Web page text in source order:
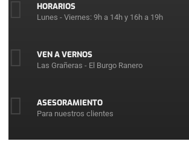
HORARIOS
Lunes - Viernes: 9h a 14h y 16h a 19h
VEN A VERNOS
Las Grañeras - El Burgo Ranero
ASESORAMIENTO
Para nuestros clientes